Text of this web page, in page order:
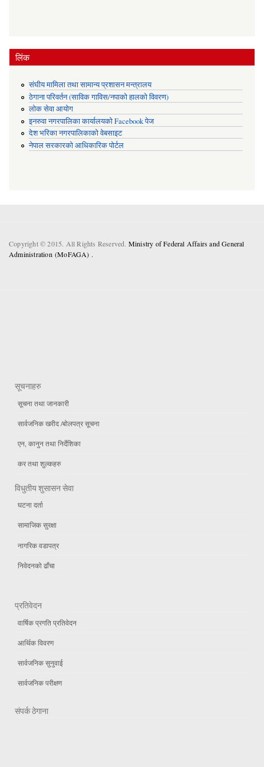
लिंक
संघीय मामिला तथा सामान्य प्रशासन मन्त्रालय
ठेगाना परिवर्तन (साविक गाविस/नपाको हालको विवरण)
लोक सेवा आयोग
इनरुवा नगरपालिका कार्यालयको Facebook पेज
देश भरिका नगरपालिकाको वेबसाइट
नेपाल सरकारको आधिकारिक पोर्टल
Copyright © 2015. All Rights Reserved. Ministry of Federal Affairs and General
Administration (MoFAGA) .
सूचनाहरु
सूचना तथा जानकारी
सार्वजनिक खरीद /बोलपत्र सूचना
एन, कानुन तथा निर्देशिका
कर तथा शुल्कहरु
विधुतीय शुसासन सेवा
घटना दर्ता
सामाजिक सुरक्षा
नागरिक वडापत्र
निवेदनको ढाँचा
प्रतिवेदन
वार्षिक प्रगति प्रतिवेदन
आर्थिक विवरण
सार्वजनिक सुनुवाई
सार्वजनिक परीक्षण
संपर्क ठेगाना